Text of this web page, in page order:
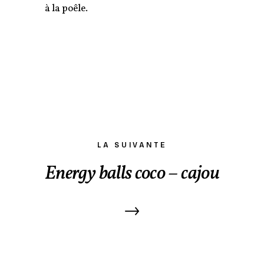
à la poêle.
LA SUIVANTE
Energy balls coco – cajou
→